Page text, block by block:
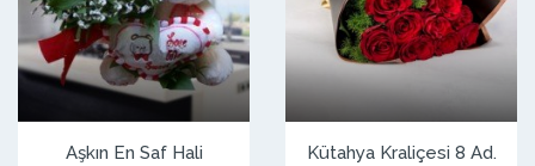
Aşkın En Saf Hali
Kütahya Kraliçesi 8 Ad.